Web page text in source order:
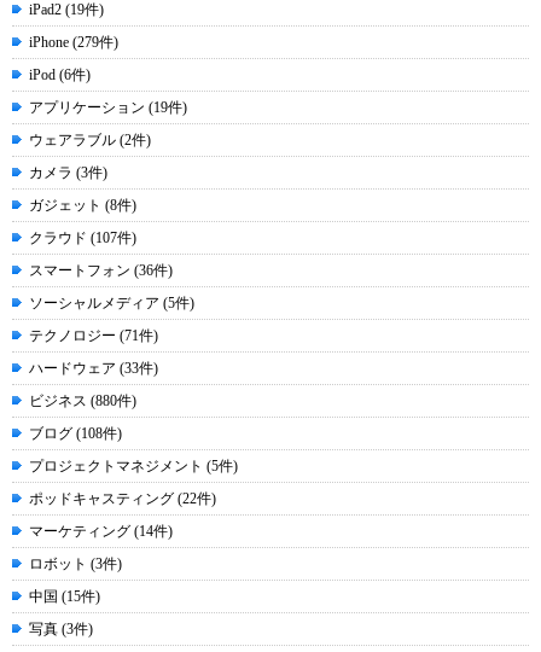
iPad2 (19件)
iPhone (279件)
iPod (6件)
アプリケーション (19件)
ウェアラブル (2件)
カメラ (3件)
ガジェット (8件)
クラウド (107件)
スマートフォン (36件)
ソーシャルメディア (5件)
テクノロジー (71件)
ハードウェア (33件)
ビジネス (880件)
ブログ (108件)
プロジェクトマネジメント (5件)
ポッドキャスティング (22件)
マーケティング (14件)
ロボット (3件)
中国 (15件)
写真 (3件)